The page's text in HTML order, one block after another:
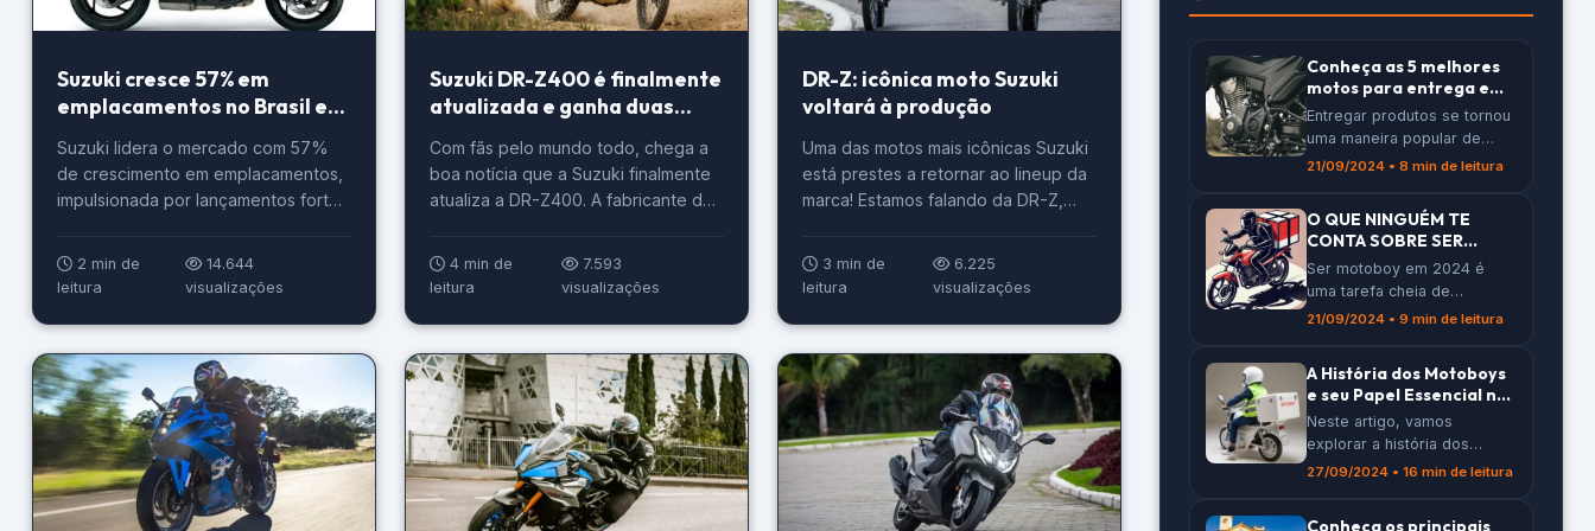
Suzuki cresce 57% em
emplacamentos no Brasil em
Suzuki lidera o mercado com 57%
de crescimento em emplacamentos,
impulsionada por lançamentos fortes
2 min de
leitura
14.644
visualizações
Suzuki DR-Z400 é finalmente
atualizada e ganha duas
Com fãs pelo mundo todo, chega a
boa notícia que a Suzuki finalmente
atualiza a DR-Z400. A fabricante de
2024 para remover os véus desta
novidade, que agora passa a contar
detalhes nas próximas linhas deste
artigo. Suzuki DR-Z400 finalmente
foi atualizada. Quem conhece não
via […]
4 min de
leitura
7.593
visualizações
DR-Z: icônica moto Suzuki
voltará à produção
Uma das motos mais icônicas Suzuki
está prestes a retornar ao lineup da
marca! Estamos falando da DR-Z,
conhecido, mas com ficha técnica
totalmente renovada. Confira mais
futuramente, pode vir ao Brasil. DR-
Z: uma das motos mais icônicas
Suzuki A clássica família […]
3 min de
leitura
6.225
visualizações
Conheça as 5 melhores
motos para entrega em
2024
Entregar produtos se tornou
uma maneira popular de
ganhar dinheiro em 2024.
nesse trabalho, é importante
escolher a moto certa. Neste
artigo, vamos apresentar as
5 melhores motos para
entrega deste ano, ajudando
você a decidir qual se
necessidades e no seu
bolso. Principais Pontos A
21/09/2024 • 8 min de leitura
O QUE NINGUÉM TE
CONTA SOBRE SER
MOTOBOY EM 2024
Ser motoboy em 2024 é
uma tarefa cheia de
desafios e realidades que
entrega rápida de produtos,
por trás disso há uma rotina
intensa, riscos e uma luta
constante por melhores
condições. Vamos explorar
dessa profissão que merece
21/09/2024 • 9 min de leitura
A História dos Motoboys
e seu Papel Essencial nas
Grandes Metrópoles
Neste artigo, vamos
explorar a história dos
motoboys e como eles se
27/09/2024 • 16 min de leitura
Conheça os principais